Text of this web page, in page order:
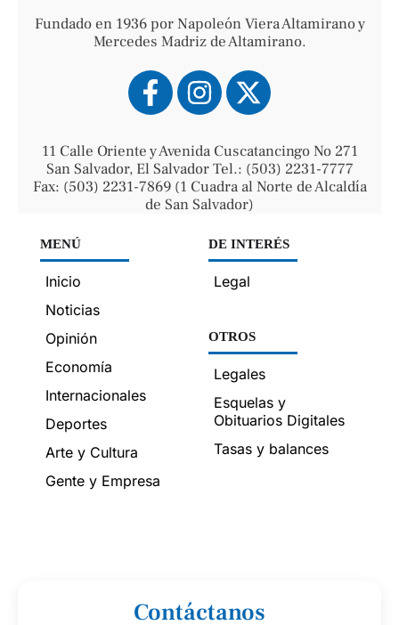
Fundado en 1936 por Napoleón Viera Altamirano y
Mercedes Madriz de Altamirano.
11 Calle Oriente y Avenida Cuscatancingo No 271
San Salvador, El Salvador Tel.: (503) 2231-7777
Fax: (503) 2231-7869 (1 Cuadra al Norte de Alcaldía
de San Salvador)
MENÚ
Inicio
Noticias
Opinión
Economía
Internacionales
Deportes
Arte y Cultura
Gente y Empresa
DE INTERÉS
Legal
OTROS
Legales
Esquelas y
Obituarios Digitales
Tasas y balances
Contáctanos